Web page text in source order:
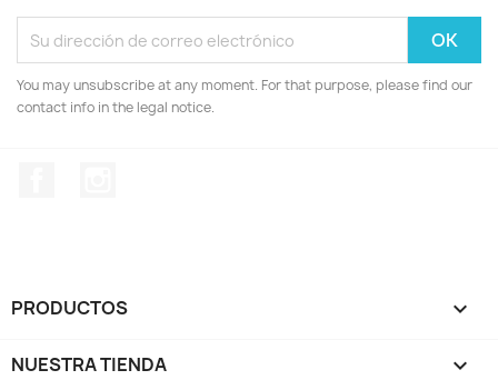
You may unsubscribe at any moment. For that purpose, please find our
contact info in the legal notice.
PRODUCTOS 
NUESTRA TIENDA 